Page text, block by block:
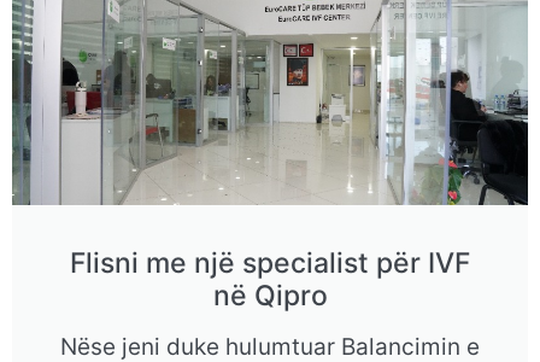
Flisni me një specialist për IVF
në Qipro
Nëse jeni duke hulumtuar Balancimin e